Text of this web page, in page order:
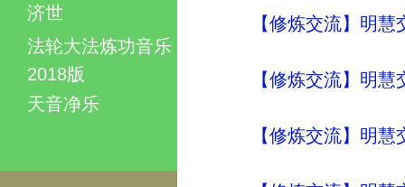
济世
法轮大法炼功音乐
2018版
天音净乐
【修炼交流】明
【修炼交流】明
【修炼交流】明